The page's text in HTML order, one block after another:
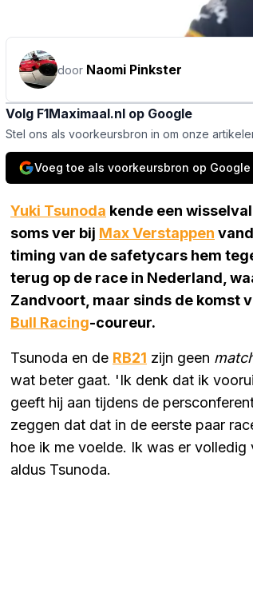
door Naomi Pinkster
Volg F1Maximaal.nl op Google
Stel ons als voorkeursbron in om onze
Voeg toe als voorkeursbron op Google
Yuki Tsunoda kende een
soms ver bij Max Verstappen
timing van de safetycars hem
terug op de race in Nederland,
Zandvoort, maar sinds de komst
Bull Racing-coureur.
Tsunoda en de RB21 zijn geen
wat beter gaat. 'Ik denk dat ik
geeft hij aan tijdens de
zeggen dat dat in de eerste paar
hoe ik me voelde. Ik was er
aldus Tsunoda.